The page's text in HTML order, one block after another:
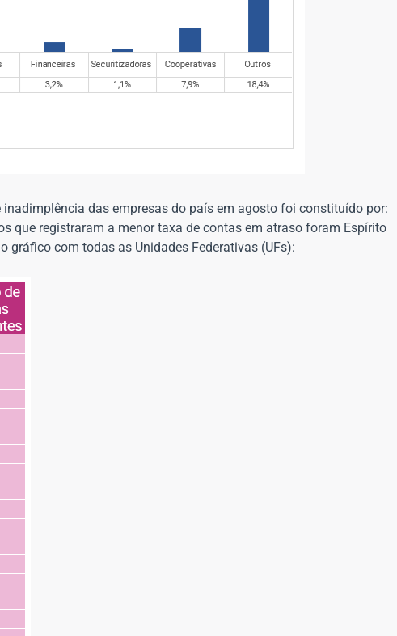
das empresas do país em agosto foi constituído por:
que registraram a menor taxa de contas em atraso foram Espírito
gráfico com todas as Unidades Federativas (UFs):